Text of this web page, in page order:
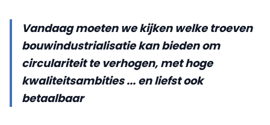
Vandaag moeten we kijken welke troeven
bouwindustrialisatie kan bieden om
circulariteit te verhogen, met hoge
kwaliteitsambities ... en liefst ook
betaalbaar